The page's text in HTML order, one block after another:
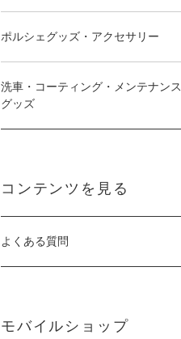
ポルシェグッズ・アクセサリー
洗車・コーティング・メンテナンス
グッズ
コンテンツを見る
よくある質問
モバイルショップ